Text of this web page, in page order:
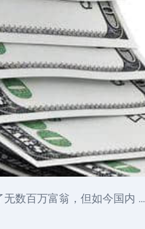
数百万富翁，但如今国内 …